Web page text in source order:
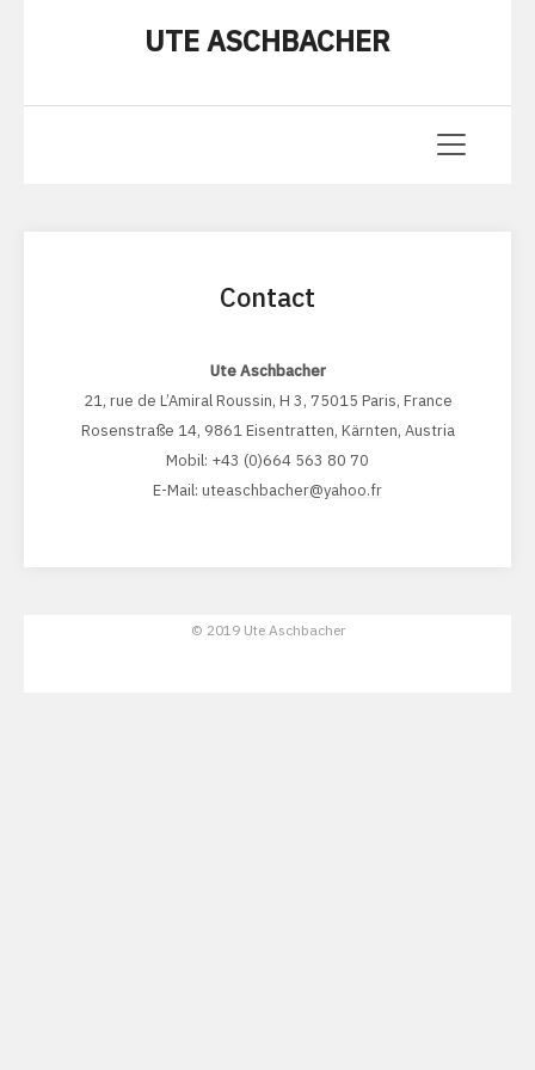
UTE ASCHBACHER
Contact
Ute Aschbacher
21, rue de L’Amiral Roussin, H 3, 75015 Paris, France
Rosenstraße 14, 9861 Eisentratten, Kärnten, Austria
Mobil: +43 (0)664 563 80 70
E-Mail: uteaschbacher@yahoo.fr
© 2019 Ute Aschbacher